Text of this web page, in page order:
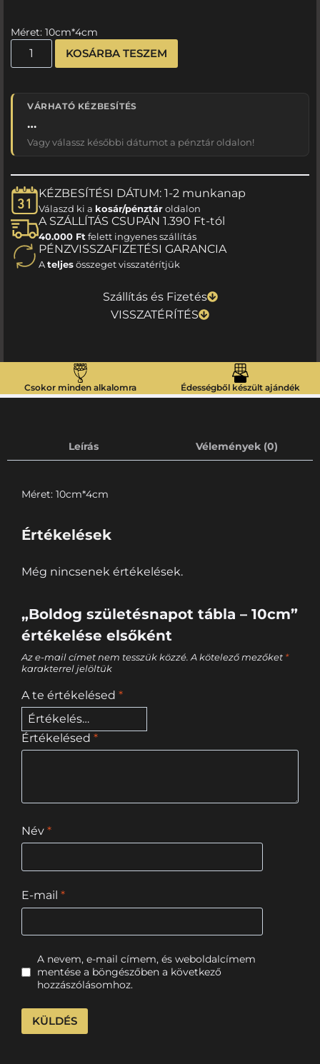
Méret: 10cm*4cm
KOSÁRBA TESZEM
VÁRHATÓ KÉZBESÍTÉS
…
Vagy válassz későbbi dátumot a pénztár oldalon!
KÉZBESÍTÉSI DÁTUM: 1-2 munkanap
Válaszd ki a kosár/pénztároldalon
A SZÁLLÍTÁS CSUPÁN 1.390 Ft-tól
40.000 Ft felett ingyenes szállítás
PÉNZVISSZAFIZETÉSI GARANCIA
Ateljesösszeget visszatérítjük
Szállítás és Fizetés
VISSZATÉRÍTÉS
Csokor minden alkalomra Édességből készült ajándék
Leírás Vélemények (0)
Méret: 10cm*4cm
Értékelések
Még nincsenek értékelések.
„Boldog születésnapot tábla – 10cm”
értékelése elsőként
Az e-mail címet nem tesszük közzé. A kötelező mezőket *
karakterrel jelöltük
A te értékelésed *
Értékelésed *
Név *
E-mail *
A nevem, e-mail címem, és weboldalcímem
mentése a böngészőben a következő
hozzászólásomhoz.